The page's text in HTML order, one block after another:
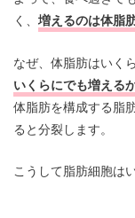
く、 増えるのは体脂
なぜ、体脂肪はいく
いくらにでも増える
体脂肪を構成する脂
ると分裂します。
こうして脂肪細胞は